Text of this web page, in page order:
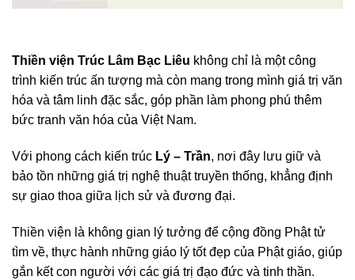
Thiền viện Trúc Lâm Bạc Liêu không chỉ là một công
trình kiến trúc ấn tượng mà còn mang trong mình giá trị văn
hóa và tâm linh đặc sắc, góp phần làm phong phú thêm
bức tranh văn hóa của Việt Nam.
Với phong cách kiến trúc Lý – Trần, nơi đây lưu giữ và
bảo tồn những giá trị nghệ thuật truyền thống, khẳng định
sự giao thoa giữa lịch sử và đương đại.
Thiền viện là không gian lý tưởng để cộng đồng Phật tử
tìm về, thực hành những giáo lý tốt đẹp của Phật giáo, giúp
gắn kết con người với các giá trị đạo đức và tinh thần.